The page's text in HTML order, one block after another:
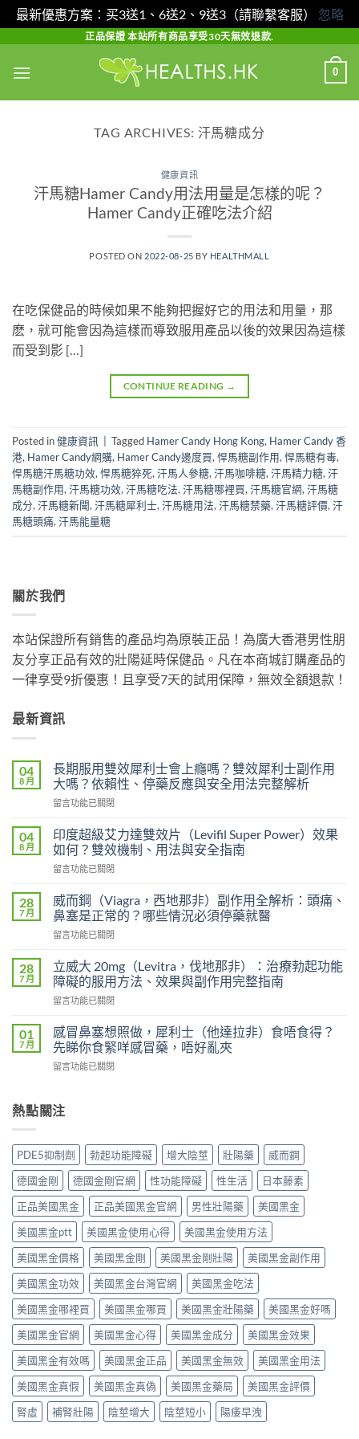
最新優惠方案：买3送1、6送2、9送3（請聯繫客服） 忽略
content
正品保證 本站所有商品享受30天無效退款.
0
TAG ARCHIVES: 汗馬糖成分
健康資訊
汗馬糖Hamer Candy用法用量是怎樣的呢？
Hamer Candy正確吃法介紹
POSTED ON 2022-08-25 BY HEALTHMALL
在吃保健品的時候如果不能夠把握好它的用法和用量，那
麽，就可能會因為這樣而導致服用產品以後的效果因為這樣
而受到影 […]
CONTINUE READING →
Posted in健康資訊 Tagged Hamer Candy Hong Kong, Hamer Candy 香
港, Hamer Candy網購, Hamer Candy邊度買, 悍馬糖副作用, 悍馬糖有毒,
悍馬糖汗馬糖功效, 悍馬糖猝死, 汗馬人參糖, 汗馬咖啡糖, 汗馬精力糖, 汗
馬糖副作用, 汗馬糖功效, 汗馬糖吃法, 汗馬糖哪裡買, 汗馬糖官網, 汗馬糖
成分, 汗馬糖新聞, 汗馬糖犀利士, 汗馬糖用法, 汗馬糖禁藥, 汗馬糖評價, 汗
馬糖頭痛, 汗馬能量糖
關於我們
本站保證所有銷售的產品均為原裝正品！為廣大香港男性朋
友分享正品有效的壯陽延時保健品。凡在本商城訂購產品的
一律享受9折優惠！且享受7天的試用保障，無效全額退款！
最新資訊
04
8 月
長期服用雙效犀利士會上癮嗎？雙效犀利士副作用
大嗎？依賴性、停藥反應與安全用法完整解析
在
期
服
用
雙
犀
利
士
會
癮
嗎？
效
利
士
副
大
嗎？
賴
性、
停
藥
反
應
與
安
全
用
法
完
整
解
析〉
中
留言功能已關閉
04
8 月
印度超級艾力達雙效片（Levifil Super Power）效果
如何？雙效機制、用法與安全指南
在
度
超
級
艾
達
雙
效
片
Super
Power）
果
雙
制、
用
法
與
安
全
指
南〉
中
留言功能已關閉
28
7 月
威而鋼（Viagra，西地那非）副作用全解析：頭痛、
鼻塞是正常的？哪些情況必須停藥就醫
在
而
鋼
（Viagra，
西
那
非）
副
作
解
痛、
鼻
塞
是
正
常
的？
哪
些
情
況
必
須
停
藥
就
醫〉
中
留言功能已關閉
28
7 月
立威大 20mg（Levitra，伐地那非）：治療勃起功能
障礙的服用方法、效果與副作用完整指南
在
威
大
20mg（Levitra，
伐
非）：
勃
起
功
能
障
礙
的
服
用
方
法、
效
果
與
副
作
用
完
整
指
南〉
留言功能已關閉
01
7 月
感冒鼻塞想照做，犀利士（他達拉非）食唔食得？
先睇你食緊咩感冒藥，唔好亂夾
在
鼻
塞
照
做，
犀
利
士
（他
達
拉
非）
食
唔
食
得？
先
睇
你
食
緊
咩
感
冒
留言功能已關閉
熱點關注
PDE5抑制劑 勃起功能障礙 增大陰莖 壯陽藥
威而鋼
德國金剛
德國金剛官網 性功能障礙 性生活
日本藤素
正品美國黑金
正品美國黑金官網 男性壯陽藥
美國黑金
美國黑金ptt
美國黑金使用心得
美國黑金使用方法
美國黑金價格
美國黑金剛 美國黑金剛壯陽
美國黑金副作用
美國黑金功效
美國黑金台灣官網
美國黑金吃法
美國黑金哪裡買
美國黑金哪買 美國黑金壯陽藥
美國黑金好嗎
美國黑金官網
美國黑金心得 美國黑金成分
美國黑金效果
美國黑金有效嗎
美國黑金正品 美國黑金無效
美國黑金用法
美國黑金真假
美國黑金真偽 美國黑金藥局
美國黑金評價
腎虛
補腎壯陽 陰莖增大 陰莖短小 陽痿早洩